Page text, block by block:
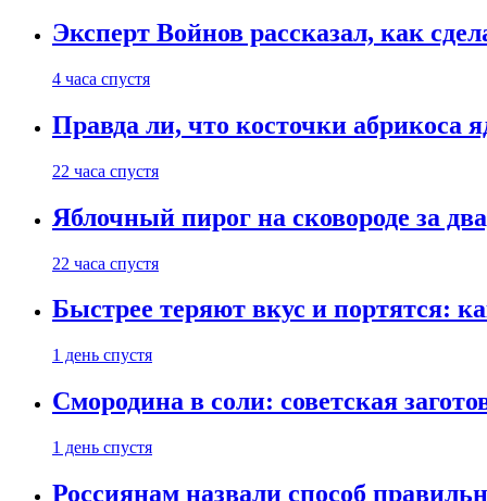
Эксперт Войнов рассказал, как
4 часа спустя
Правда ли, что косточки абрикоса
22 часа спустя
Яблочный пирог на сковороде за
22 часа спустя
Быстрее теряют вкус и портятся:
1 день спустя
Смородина в соли: советская
1 день спустя
Россиянам назвали способ